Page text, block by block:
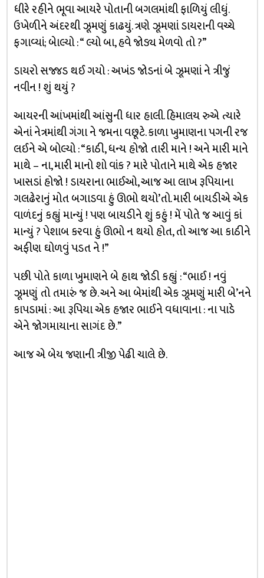
ધીરે રહીને ભૂવા આયરે પોતાની બગલમાંથી ફાળિયું લીધું.
ઉખેળીને અંદરથી ઝૂમણું કાઢયું. ત્રણે ઝૂમણાં ડાયરાની વચ્ચે
ફગાવ્યાં; બેાલ્યો : “ લ્યો બા, હવે જોડ્ય મેળવો તો ?”
ડાયરો સજ્જડ થઈ ગયો : અખંડ જોડનાં બે ઝૂમણાં ને ત્રીજું
નવીન ! શું થયું ?
આયરની આંખમાંથી આંસુની ધાર હાલી. હિમાલય રુએ ત્યારે
એનાં નેત્રમાંથી ગંગા ને જમના વછૂટે. કાળા ખુમાણના પગની રજ
લઈને એ બોલ્યો : “કાઠી, ધન્ય હોજો તારી માને ! અને મારી માને
માથે – ના, મારી માનો શો વાંક ? મારે પોતાને માથે એક હજાર
ખાસડાં હોજો ! ડાયરાના ભાઈઓ, આજ આ લાખ રૂપિયાના
ગલઢેરાનું મોત બગાડવા હું ઊભો થયો’તો. મારી બાયડીએ એક
વાળંદનું કહ્યું માન્યું ! પણ બાયડીને શું કહું ! મેં પોતે જ આવું કાં
માન્યું ? પેશાબ કરવા હું ઊભો ન થયો હોત, તો આજ આ કાઠીને
અફીણ ઘોળવું પડત ને !”
પછી પોતે કાળા ખુમાણને બે હાથ જોડી કહ્યું : “ભાઈ ! નવું
ઝૂમણું તો તમારું જ છે. અને આ બેમાંથી એક ઝૂમણું મારી બે’નને
કાપડામાં : આ રૂપિયા એક હજાર ભાઈને વધાવાના : ના પાડે
એને જોગમાયાના સાગંદ છે.”
આજ એ બેય જણાની ત્રીજી પેઢી ચાલે છે.